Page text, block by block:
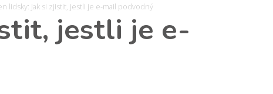
lidsky: Jak si zjistit, jestli je e-mail podvodný
jestli je e-